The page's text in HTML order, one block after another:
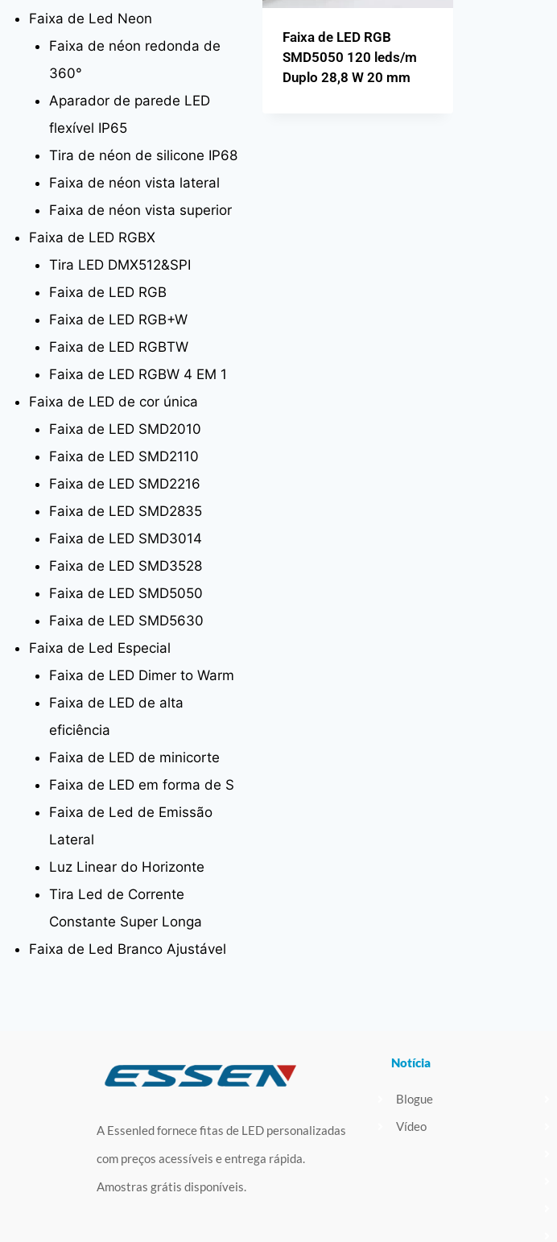
Faixa de Led Neon
Faixa de néon redonda de
360°
Aparador de parede LED
flexível IP65
Tira de néon de silicone IP68
Faixa de néon vista lateral
Faixa de néon vista superior
Faixa de LED RGBX
Tira LED DMX512&SPI
Faixa de LED RGB
Faixa de LED RGB+W
Faixa de LED RGBTW
Faixa de LED RGBW 4 EM 1
Faixa de LED de cor única
Faixa de LED SMD2010
Faixa de LED SMD2110
Faixa de LED SMD2216
Faixa de LED SMD2835
Faixa de LED SMD3014
Faixa de LED SMD3528
Faixa de LED SMD5050
Faixa de LED SMD5630
Faixa de Led Especial
Faixa de LED Dimer to Warm
Faixa de LED de alta
eficiência
Faixa de LED de minicorte
Faixa de LED em forma de S
Faixa de Led de Emissão
Lateral
Luz Linear do Horizonte
Tira Led de Corrente
Constante Super Longa
Faixa de Led Branco Ajustável
Faixa de LED RGB
SMD5050 120 leds/m
Duplo 28,8 W 20 mm
A Essenled fornece fitas de LED personalizadas
com preços acessíveis e entrega rápida.
Amostras grátis disponíveis.
Notícia
Blogue
Vídeo